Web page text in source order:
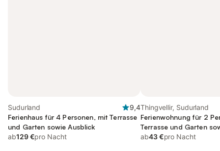
Sudurland
9,4
Ferienhaus für 4 Personen, mit Terrasse
und Garten sowie Ausblick
ab129 €pro Nacht
Thingvellir, Sudurland
Ferienwohnung für 2
Terrasse und Garten
Ausblick
ab43 €pro Nacht